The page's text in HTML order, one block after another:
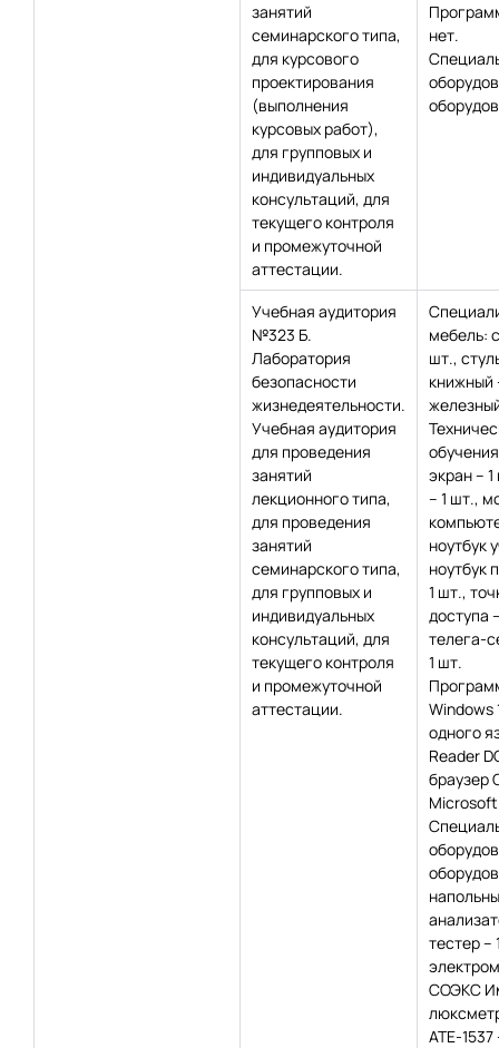
занятий
семинарского типа,
для курсового
проектирования
(выполнения
курсовых работ),
для групповых и
индивидуальных
консультаций, для
текущего контроля
и промежуточной
аттестации.
нет.
Учебная аудитория
№323 Б.
Лаборатория
безопасности
жизнедеятельности.
Учебная аудитория
для проведения
занятий
лекционного типа,
для проведения
занятий
семинарского типа,
для групповых и
индивидуальных
консультаций, для
текущего контроля
и промежуточной
аттестации.
мебель:
шт.,
книжный
экран –
– 1 шт.,
ноутбук
ноутбук
1 шт.,
доступа
телега-
1 шт.
одного
Reader
браузер
тестер –
СОЭКС
АТЕ-